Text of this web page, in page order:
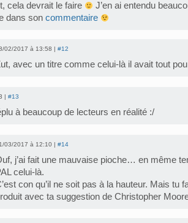
cela devrait le faire
J’en ai entendu
dans son commentaire
02/2017 à 13:58 | #12
avec un titre comme celui-là il avait tout
| #13
à beaucoup de lecteurs en réalité :/
03/2017 à 12:10 | #14
j’ai fait une mauvaise pioche… en même
celui-là.
con qu’il ne soit pas à la hauteur. Mais tu
avec ta suggestion de Christopher